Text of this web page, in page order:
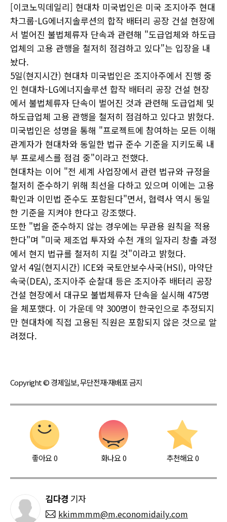
[이코노믹데일리] 현대차 미국법인은 미국 조지아주 현대
차그룹-LG에너지솔루션의 합작 배터리 공장 건설 현장에
서 벌어진 불법체류자 단속과 관련해 "도급업체와 하도급
업체의 고용 관행을 철저히 점검하고 있다"는 입장을 내
놨다.
5일(현지시간) 현대차 미국법인은 조지아주에서 진행 중
인 현대차-LG에너지솔루션 합작 배터리 공장 건설 현장
에서 불법체류자 단속이 벌어진 것과 관련해 도급업체 및
하도급업체 고용 관행을 철저히 점검하고 있다고 밝혔다.
미국법인은 성명을 통해 "프로젝트에 참여하는 모든 이해
관계자가 현대차와 동일한 법규 준수 기준을 지키도록 내
부 프로세스를 점검 중"이라고 전했다.
현대차는 이어 "전 세계 사업장에서 관련 법규와 규정을
철저히 준수하기 위해 최선을 다하고 있으며 이에는 고용
확인과 이민법 준수도 포함된다"면서, 협력사 역시 동일
한 기준을 지켜야 한다고 강조했다.
또한 "법을 준수하지 않는 경우에는 무관용 원칙을 적용
한다"며 "미국 제조업 투자와 수천 개의 일자리 창출 과정
에서 현지 법규를 철저히 지킬 것"이라고 밝혔다.
앞서 4일(현지시간) ICE와 국토안보수사국(HSI), 마약단
속국(DEA), 조지아주 순찰대 등은 조지아주 배터리 공장
건설 현장에서 대규모 불법체류자 단속을 실시해 475명
을 체포했다. 이 가운데 약 300명이 한국인으로 추정되지
만 현대차에 직접 고용된 직원은 포함되지 않은 것으로 알
려졌다.
Copyright © 경제일보, 무단전재·재배포 금지
좋아요0 화나요0 추천해요 0
김다경 기자
kkimmmm@m.economidaily.com